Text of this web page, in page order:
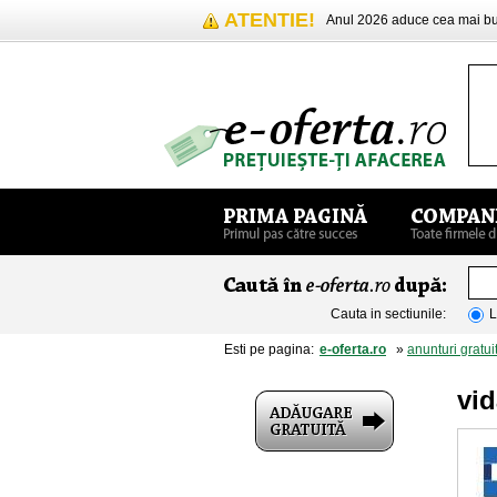
ATENTIE! Anul 2026 aduce cea mai
Cauta in sectiunile:
Esti pe pagina: e-oferta.ro » anunturi